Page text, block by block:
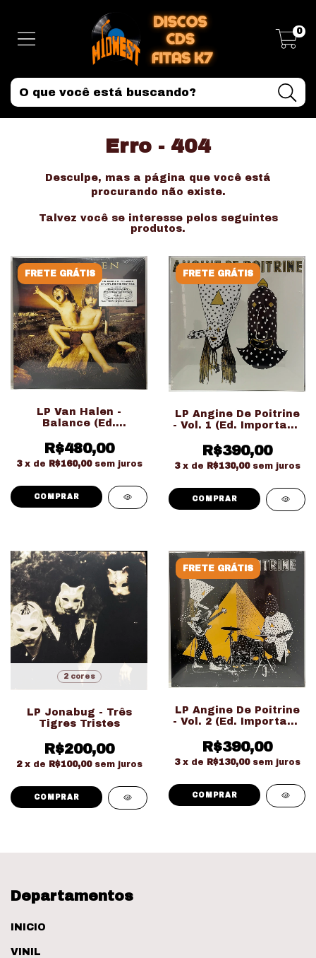
0
Erro - 404
Desculpe, mas a página que você está
procurando não existe.
Talvez você se interesse pelos seguintes
produtos.
FRETE GRÁTIS
LP Van Halen -
Balance (Ed.
Duplo LACRADO!!!)
R$480,00
3 x de R$160,00 sem juros
FRETE GRÁTIS
LP Angine De Poitrine
- Vol. 1 (Ed. Importado
R$390,00
3 x de R$130,00 sem juros
2 cores
LP Jonabug - Três
Tigres Tristes
R$200,00
2 x de R$100,00 sem juros
COMPRAR
FRETE GRÁTIS
LP Angine De Poitrine
- Vol. 2 (Ed. Importado
R$390,00
3 x de R$130,00 sem juros
Departamentos
INICIO
VINIL